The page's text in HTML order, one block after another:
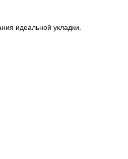
идеальной укладки.